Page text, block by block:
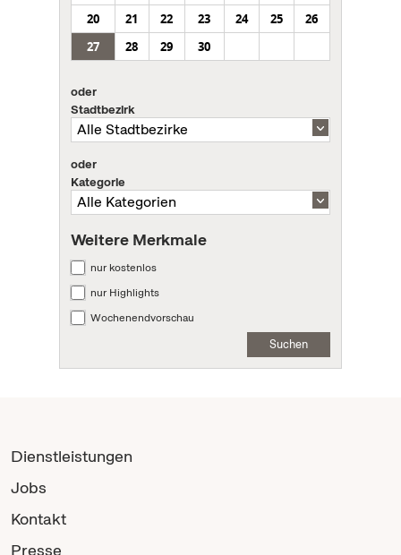
20
21 22 23 24 25
26
27
28 29 30
oder
Stadtbezirk
oder
Kategorie
Weitere Merkmale
nur kostenlos
nur Highlights
Wochenendvorschau
Suchen
Dienstleistungen
Jobs
Kontakt
Presse